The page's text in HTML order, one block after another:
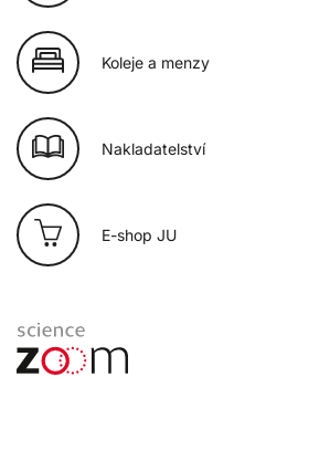
Koleje a menzy
Nakladatelství
E-shop JU